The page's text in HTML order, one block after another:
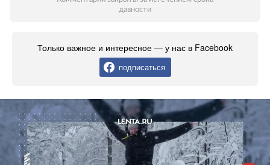
давности
Только важное и интересное — у нас в Facebook
подписаться